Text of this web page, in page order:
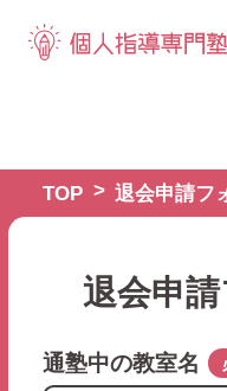
TOP 退会申請フ
退会申
通塾中の教室名